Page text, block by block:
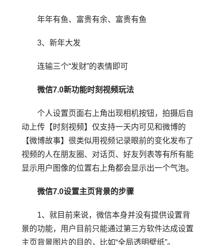
年年有鱼、富贵有余、富贵有鱼
3、新年大发
连输三个“发财”的表情即可
微信7.0新功能时刻视频玩法
个人设置页面右上角出现相机按钮，拍摄后自
动上传【时刻视频】仅支持一天内可见和微博的
【微博故事】很类似用视频记录眼前的变化发布了
视频的人在朋友圈、对话页、好友列表等有所有能
显示用户图像的位置右上角都会显示出一个气泡。
微信7.0设置主页背景的步骤
1、就目前来说，微信本身并没有提供设置背
景的功能，用户目前只能通过第三方软件达成设置
主页背景图片的目的，比如“全局透明壁纸”。